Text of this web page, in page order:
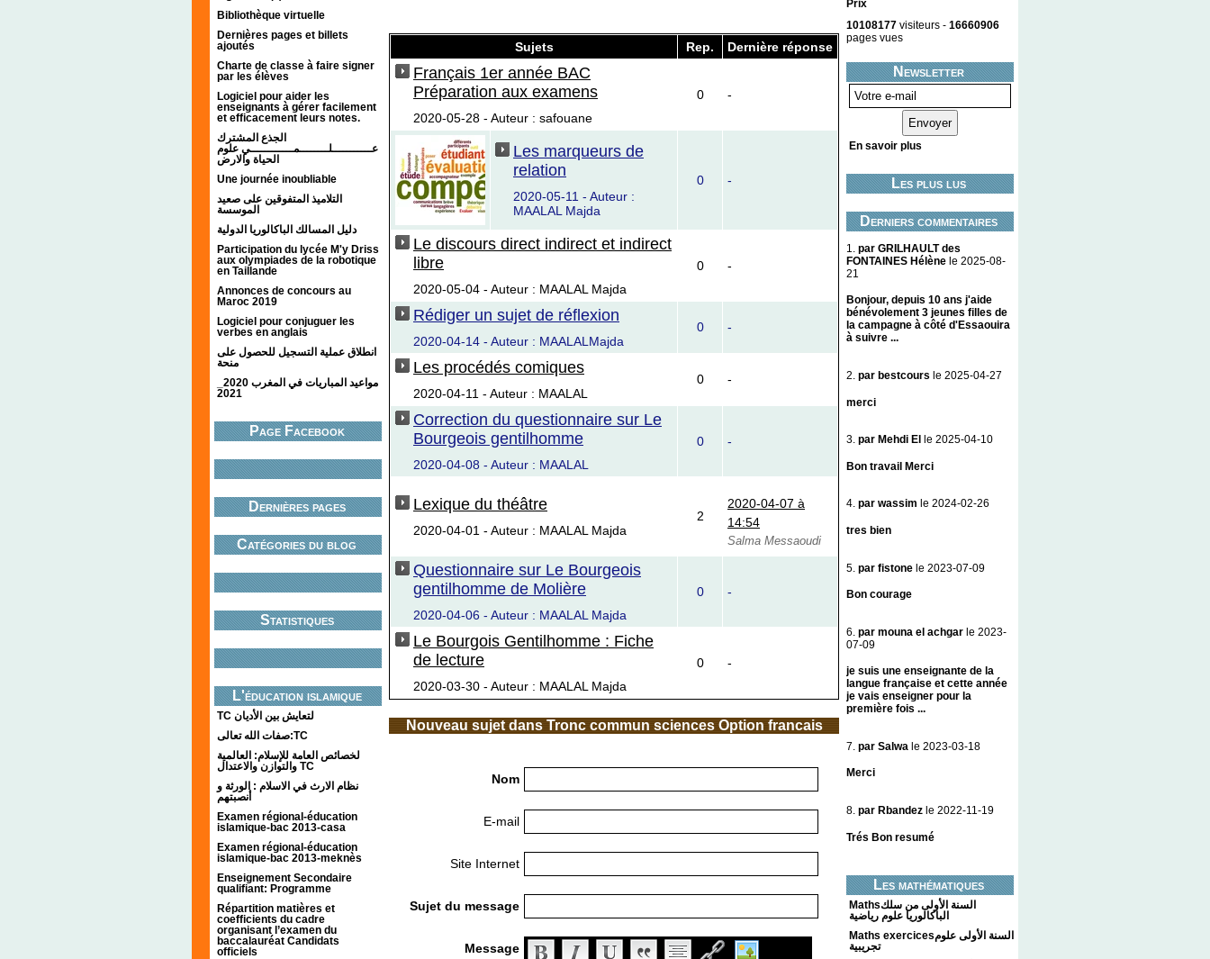
Bibliothèque virtuelle
Dernières pages et billets
ajoutés
Charte de classe à faire signer
par les élèves
Logiciel pour aider les
enseignants à gérer facilement
et efficacement leurs notes.
الجذع المشترك
عـــــــــــلــــــــمــــــــــــي علوم
الحياة والارض
Une journée inoubliable
التلاميذ المتفوقين على صعيد
الموسسة
دليل المسالك الباكالوريا الدولية
Participation du lycée M'y Driss
aux olympiades de la robotique
en Taillande
Annonces de concours au
Maroc 2019
Logiciel pour conjuguer les
verbes en anglais
انطلاق عملية التسجيل للحصول على
منحة
2021
Page Facebook
Dernières pages
Catégories du blog
Statistiques
L'éducation islamique
TC لتعايش بين الأديان
صفات الله تعالى:TC
لخصائص العامة للإسلام: العالمية
والتوازن والاعتدال TC
نظام الارث في الاسلام : الورثة و
أنصبتهم
Examen régional-éducation
islamique-bac 2013-casa
Examen régional-éducation
islamique-bac 2013-meknès
Enseignement Secondaire
qualifiant: Programme
Répartition matières et
coefficients du cadre
organisant l’examen du
baccalauréat Candidats
officiels
Prix
10108177 visiteurs - 16660906
pages vues
Newsletter
En savoir plus
Les plus lus
Derniers commentaires
1.
par GRILHAULT des
FONTAINES Hélène le 2025-08-
21
Bonjour, depuis 10 ans j'aide
bénévolement 3 jeunes filles de
la campagne à côté d'Essaouira
à suivre ...
2. par bestcours le 2025-04-27
merci
3. par Mehdi El le 2025-04-10
Bon travail Merci
4. par wassim le 2024-02-26
tres bien
5. par fistone le 2023-07-09
Bon courage
6. par mouna el achgar le 2023-
07-09
je suis une enseignante de la
langue française et cette année
je vais enseigner pour la
première fois ...
7. par Salwa le 2023-03-18
Merci
8. par Rbandez le 2022-11-19
Trés Bon resumé
Les mathématiques
Mathsالسنة الأولى من سلك
الباكالوريا علوم رياضية
Maths exercicesالسنة الأولى علوم
تجريبية
Sujets Rep. Dernière réponse
Français 1er année BAC
Préparation aux examens
2020-05-28 - Auteur : safouane
0 -
Les marqueurs de
relation
2020-05-11 - Auteur :
MAALAL Majda
0 -
Le discours direct indirect et indirect
libre
2020-05-04 - Auteur : MAALAL Majda
0 -
Rédiger un sujet de réflexion
2020-04-14 - Auteur : MAALALMajda
0 -
Les procédés comiques
2020-04-11 - Auteur : MAALAL
0 -
Correction du questionnaire sur Le
Bourgeois gentilhomme
2020-04-08 - Auteur : MAALAL
0 -
Lexique du théâtre
2020-04-01 - Auteur : MAALAL Majda
2
2020-04-07 à
14:54
Salma Messaoudi
Questionnaire sur Le Bourgeois
gentilhomme de Molière
2020-04-06 - Auteur : MAALAL Majda
0 -
Le Bourgois Gentilhomme : Fiche
de lecture
2020-03-30 - Auteur : MAALAL Majda
0 -
Nouveau sujet dans Tronc commun sciences Option francais
Nom
E-mail
Site Internet
Sujet du message
Message